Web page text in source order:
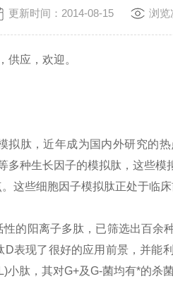
更新时间：2014-08-15 浏览
供应，欢迎。
拟肽，近年成为国内外研究的
种生长因子的模拟肽，这些模
这些细胞因子模拟肽正处于临床
的阳离子多肽，已筛选出百余
表现了很好的应用前景，并能
肽，其对G+及G-菌均有*的杀